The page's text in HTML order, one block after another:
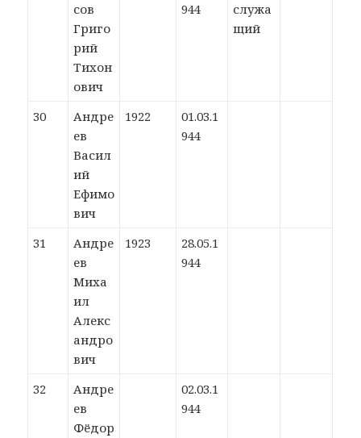
сов
Григо
рий
Тихон
ович
944
служа
щий
30
Андре
ев
Васил
ий
Ефимо
вич
1922
01.03.1
944
31
Андре
ев
Миха
ил
Алекс
андро
вич
1923
28.05.1
944
32
Андре
ев
Фёдор
02.03.1
944